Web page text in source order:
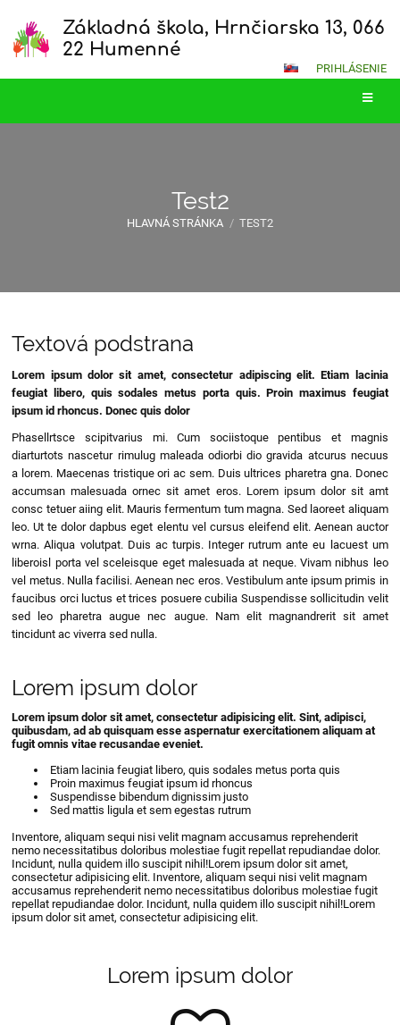
Základná škola, Hrnčiarska 13, 066
22 Humenné
PRIHLÁSENIE
Test2
HLAVNÁ STRÁNKA / TEST2
Textová podstrana
Lorem ipsum dolor sit amet, consectetur adipiscing elit. Etiam lacinia
feugiat libero, quis sodales metus porta quis. Proin maximus feugiat
ipsum id rhoncus. Donec quis dolor
Phasellrtsce scipitvarius mi. Cum sociistoque pentibus et magnis
diarturtots nascetur rimulug maleada odiorbi dio gravida atcurus necuus
a lorem. Maecenas tristique ori ac sem. Duis ultrices pharetra gna. Donec
accumsan malesuada ornec sit amet eros. Lorem ipsum dolor sit amt
consc tetuer aiing elit. Mauris fermentum tum magna. Sed laoreet aliquam
leo. Ut te dolor dapbus eget elentu vel cursus eleifend elit. Aenean auctor
wrna. Aliqua volutpat. Duis ac turpis. Integer rutrum ante eu lacuest um
liberoisl porta vel sceleisque eget malesuada at neque. Vivam nibhus leo
vel metus. Nulla facilisi. Aenean nec eros. Vestibulum ante ipsum primis in
faucibus orci luctus et trices posuere cubilia Suspendisse sollicitudin velit
sed leo pharetra augue nec augue. Nam elit magnandrerit sit amet
tincidunt ac viverra sed nulla.
Lorem ipsum dolor
Lorem ipsum dolor sit amet, consectetur adipisicing elit. Sint, adipisci,
quibusdam, ad ab quisquam esse aspernatur exercitationem aliquam at
fugit omnis vitae recusandae eveniet.
Etiam lacinia feugiat libero, quis sodales metus porta quis
Proin maximus feugiat ipsum id rhoncus
Suspendisse bibendum dignissim justo
Sed mattis ligula et sem egestas rutrum
Inventore, aliquam sequi nisi velit magnam accusamus reprehenderit
nemo necessitatibus doloribus molestiae fugit repellat repudiandae dolor.
Incidunt, nulla quidem illo suscipit nihil!Lorem ipsum dolor sit amet,
consectetur adipisicing elit. Inventore, aliquam sequi nisi velit magnam
accusamus reprehenderit nemo necessitatibus doloribus molestiae fugit
repellat repudiandae dolor. Incidunt, nulla quidem illo suscipit nihil!Lorem
ipsum dolor sit amet, consectetur adipisicing elit.
Lorem ipsum dolor